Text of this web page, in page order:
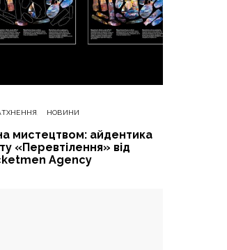
НОВИНИ
мистецтвом: айдентика
«Перевтілення» від
Agency